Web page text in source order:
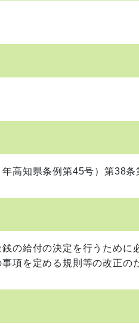
高知県条例第45号）第38条
の給付の決定を行うために
項を定める規則等の改正の